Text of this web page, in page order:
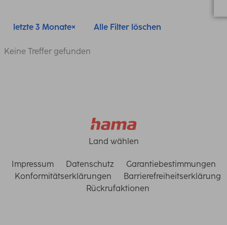
letzte 3 Monate Alle Filter löschen
Keine Treffer gefunden
Land wählen
Impressum Datenschutz
Garantiebestimmungen
Konformitätserklärungen
Barrierefreiheitserklärung
Rückrufaktionen